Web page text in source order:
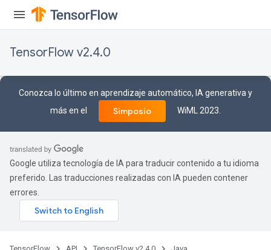
TensorFlow v2.4.0
Conozca lo último en aprendizaje automático, IA generativa y
más en el
Simposio WiML 2023.
Google utiliza tecnología de IA para traducir contenido a tu idioma
preferido. Las traducciones realizadas con IA pueden contener
errores.